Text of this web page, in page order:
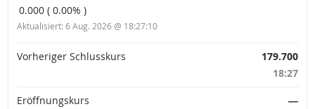
0.000 (0.00% )
Aktualisiert: 6 Aug. 2026 @ 18:27:10
Vorinformationen
Vorheriger Schlusskurs
179.700
18:27
Eröffnungskurs
―